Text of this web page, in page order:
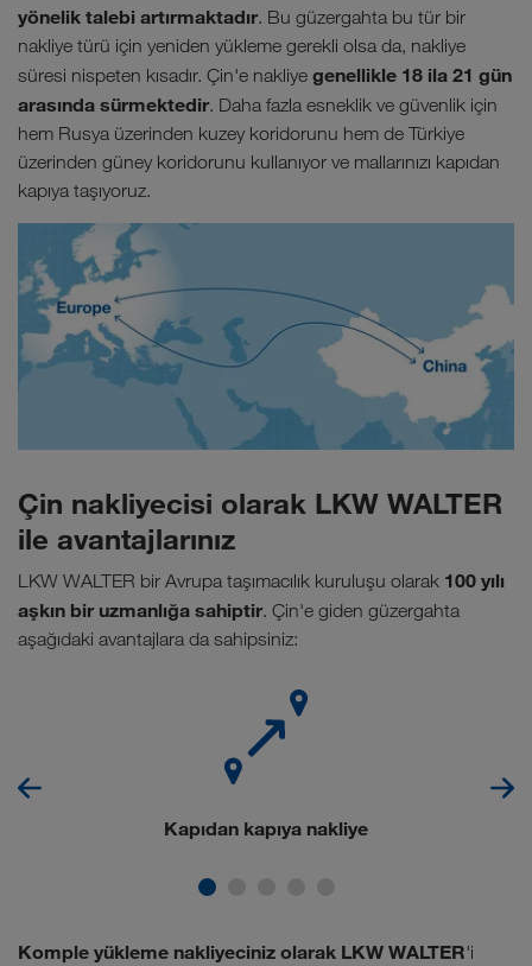
yönelik talebi artırmaktadır. Bu güzergahta bu tür bir
nakliye türü için yeniden yükleme gerekli olsa da, nakliye
süresi nispeten kısadır. Çin'e nakliye genellikle 18 ila 21 gün
arasında sürmektedir. Daha fazla esneklik ve güvenlik için
hem Rusya üzerinden kuzey koridorunu hem de Türkiye
üzerinden güney koridorunu kullanıyor ve mallarınızı kapıdan
kapıya taşıyoruz.
Çin nakliyecisi olarak LKW WALTER
ile avantajlarınız
LKW WALTER bir Avrupa taşımacılık kuruluşu olarak 100 yılı
aşkın bir uzmanlığa sahiptir. Çin'e giden güzergahta
aşağıdaki avantajlara da sahipsiniz:
Kapıdan kapıya nakliye
Komple yükleme nakliyeciniz olarak LKW WALTER'i